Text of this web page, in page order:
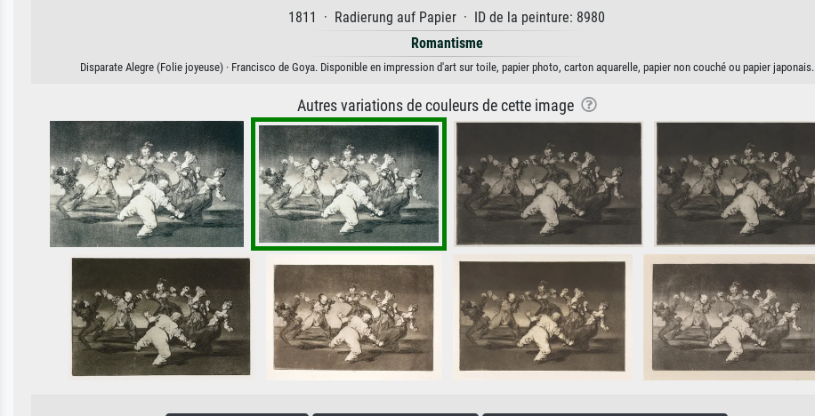
1811 · Radierung auf Papier · ID de la peinture: 8980
Romantisme
Disparate Alegre (Folie joyeuse) · Francisco de Goya. Disponible en impression d'art sur toile, papier photo, carton aquarelle, papier non couché ou papier japonais.
Autres variations de couleurs de cette image